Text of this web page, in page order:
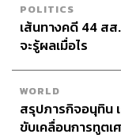
POLITICS
เส้นทางคดี 44 ส
จะรู้ผลเมื่อไร
WORLD
สรุปภารกิจอนุทิน
ขับเคลื่อนการทูตเ